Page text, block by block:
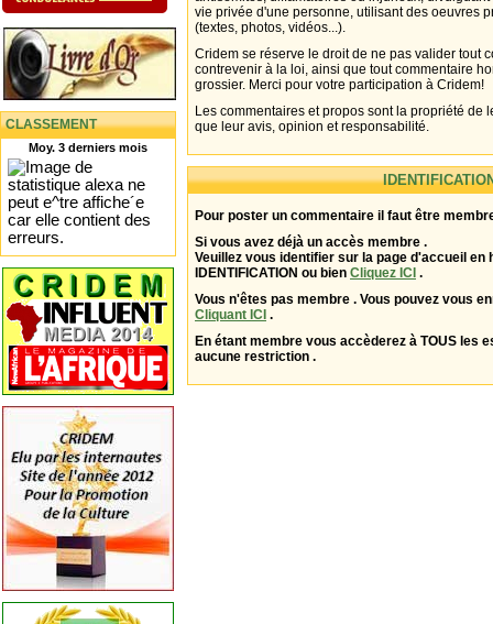
CLASSEMENT
Moy. 3 derniers mois
vie privée d'une personne, utilisant des oeuvres
(textes, photos, vidéos...).
Cridem se réserve le droit de ne pas valider tout
contrevenir à la loi, ainsi que tout commentaire
grossier. Merci pour votre participation à Cridem!
Les commentaires et propos sont la propriété de
que leur avis, opinion et responsabilité.
Pour poster un commentaire il faut être
Si vous avez déjà un accès membre .
Veuillez vous identifier sur la page d'accueil en
IDENTIFICATION ou bien Cliquez ICI .
Vous n'êtes pas membre . Vous pouvez vous
Cliquant ICI .
En étant membre vous accèderez à TOUS les
aucune restriction .